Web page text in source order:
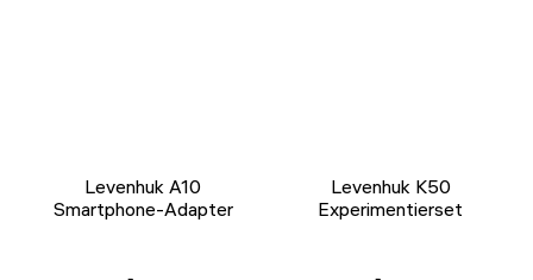
Levenhuk A10
Smartphone-Adapter
Levenhuk K50
Experimentierset